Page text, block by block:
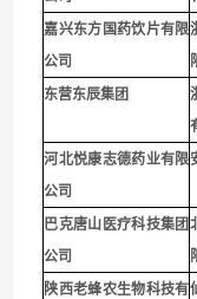
嘉兴东方国药饮片有限
公司
东营东辰集团
河北悦康志德药业有限
公司
巴克唐山医疗科技集团
公司
陕西老蜂农生物科技有